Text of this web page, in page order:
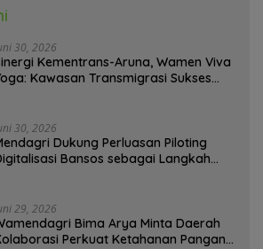
30, 2026
Kementrans-Aruna, Wamen Viva
Kawasan Transmigrasi Sukses
30, 2026
Dukung Perluasan Piloting
Bansos sebagai Langkah
29, 2026
Bima Arya Minta Daerah
Perkuat Ketahanan Pangan